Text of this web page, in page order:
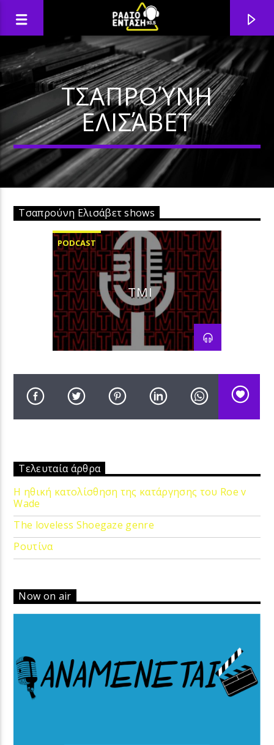
ΤΣΑΠΡΟΎΝΗ
ΕΛΙΣΆΒΕΤ
Τσαπρούνη Ελισάβετ shows
PODCAST
TMI
Τελευταία άρθρα
Η ηθική κατολίσθηση της κατάργησης του Roe v
Wade
The loveless Shoegaze genre
Ρουτίνα
Now on air